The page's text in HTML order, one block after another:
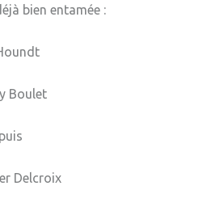
bien entamée :
Boulet
Delcroix